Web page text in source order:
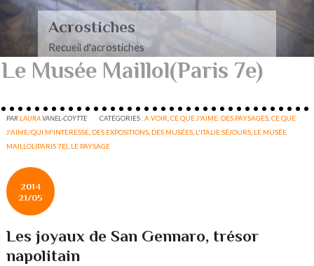
Acrostiches
Recueil d'acrostiches
Le Musée Maillol(Paris 7e)
PARLAURAVANEL-COYTTE CATÉGORIES :A VOIR ,CE QUE J'AIME. DES PAYSAGES ,CE QUE
J'AIME/QUI M'INTERESSE DES EXPOSITIONS DES MUSÉES L'ITALIE:SÉJOURS LE MUSÉE
MAILLOL(PARIS 7E) LE PAYSAGE
2014
21/05
Les joyaux de San Gennaro, trésor
napolitain